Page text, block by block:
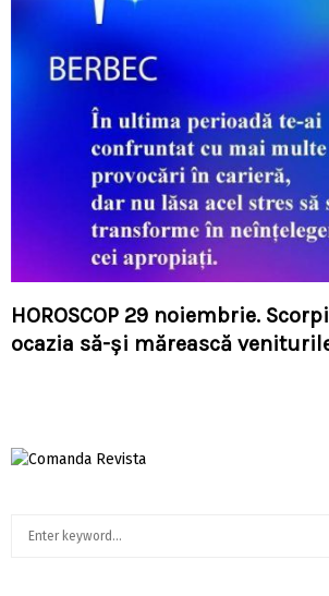
HOROSCOP 29 noiembrie.
ocazia să-și mărească